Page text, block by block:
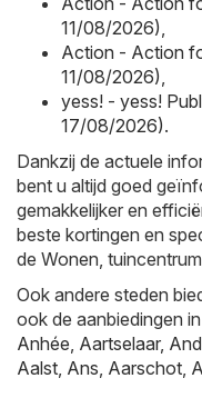
11/08/2026),
Action - Action
11/08/2026),
yess! - yess!
17/08/2026).
Dankzij de actuele
bent u altijd goed
gemakkelijker en
beste kortingen en
de Wonen,
Ook andere steden
ook de aanbiedingen in
Anhée, Aartselaar,
Aalst, Ans, Aarschot,